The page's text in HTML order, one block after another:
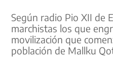
Según radio Pio XII de
marchistas los que
movilización que
población de Mallku